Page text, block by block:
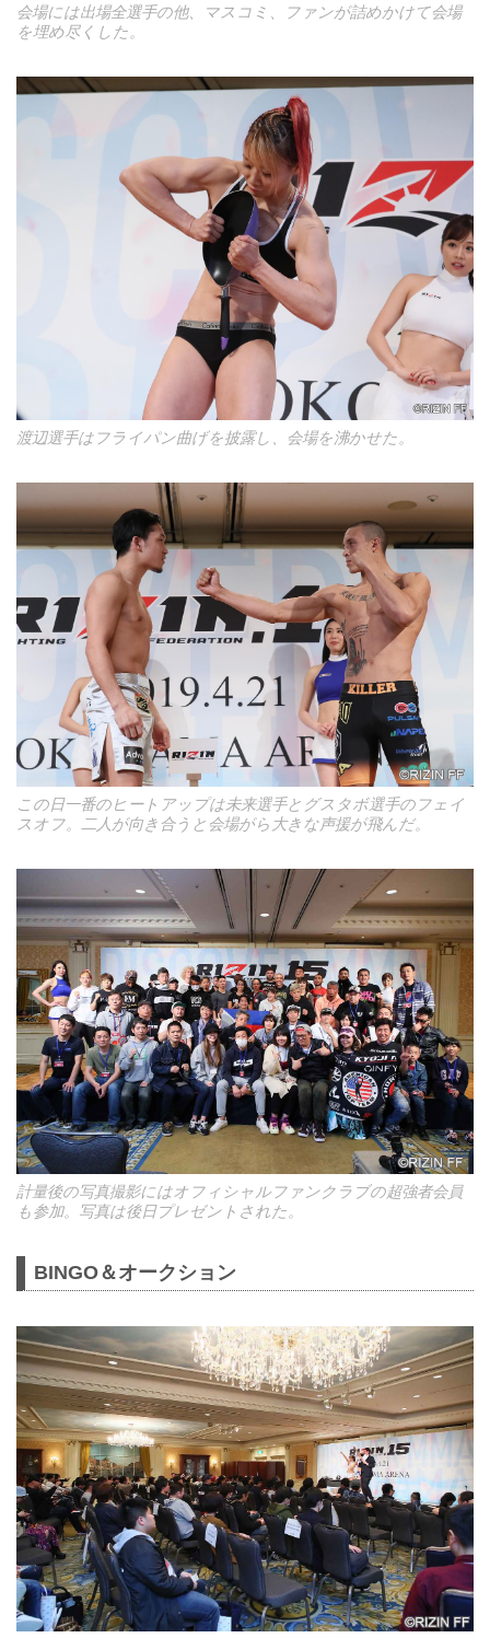
会場には出場全選手の他、マスコミ、ファンが詰めかけて会場
を埋め尽くした。
渡辺選手はフライパン曲げを披露し、会場を沸かせた。
この日一番のヒートアップは未来選手とグスタボ選手のフェイ
スオフ。二人が向き合うと会場がら大きな声援が飛んだ。
計量後の写真撮影にはオフィシャルファンクラブの超強者会員
も参加。写真は後日プレゼントされた。
BINGO＆オークション